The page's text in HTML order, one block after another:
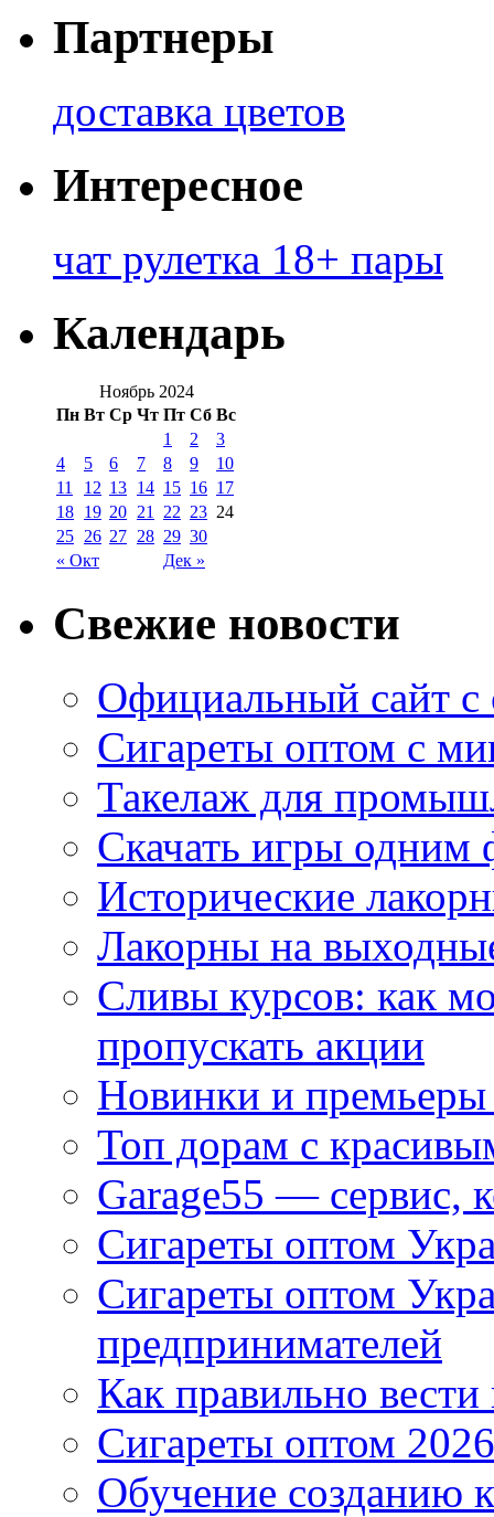
Партнеры
доставка цветов
Интересное
чат рулетка 18+ пары
Календарь
Ноябрь 2024
Пн Вт Ср Чт Пт Сб Вс
« Окт Дек »
1 2
3
4
5 6 7 8 9
10
11
12 13 14 15 16 17
18 19 20 21 22 23 24
25 26 27 28 29 30
Свежие новости
Официальный сайт
Сигареты оптом с
Такелаж для
Скачать игры одним
Исторические
Лакорны на
Сливы курсов: как
пропускать акции
Новинки и
Топ дорам с
Garage55 — сервис,
Сигареты оптом
Сигареты оптом
предпринимателей
Как правильно
Сигареты оптом
Обучение созданию